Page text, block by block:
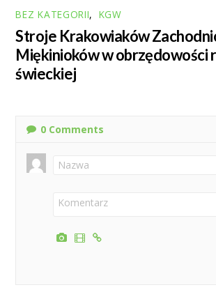
BEZ KATEGORII, KGW
Stroje Krakowiaków
Miękinioków w obrzędowości
świeckiej
0 Comments